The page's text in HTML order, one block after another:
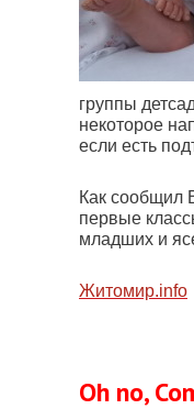
группы
некоторое
если есть
Как сообщил
первые
младших и
Житомир.info
Oh no,